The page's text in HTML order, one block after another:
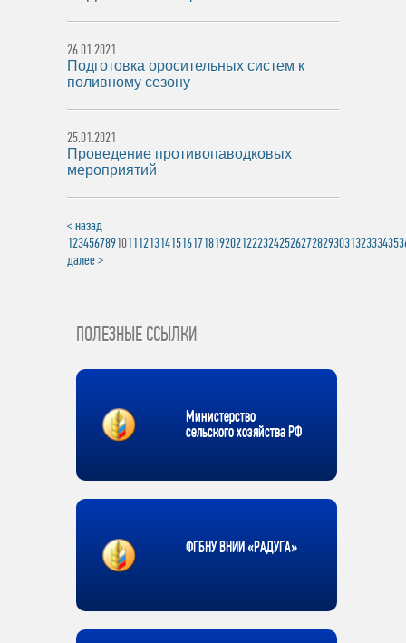
26.01.2021
Подготовка оросительных систем к
поливному сезону
25.01.2021
Проведение противопаводковых
мероприятий
< назад
1234567891011121314151617181920212223242526272829303132333435
далее >
ПОЛЕЗНЫЕ ССЫЛКИ
Министерство
сельского хозяйства РФ
ФГБНУ ВНИИ «РАДУГА»